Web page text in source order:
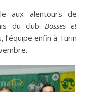
aux alentours de
du club Bosses et
enfin à Turin